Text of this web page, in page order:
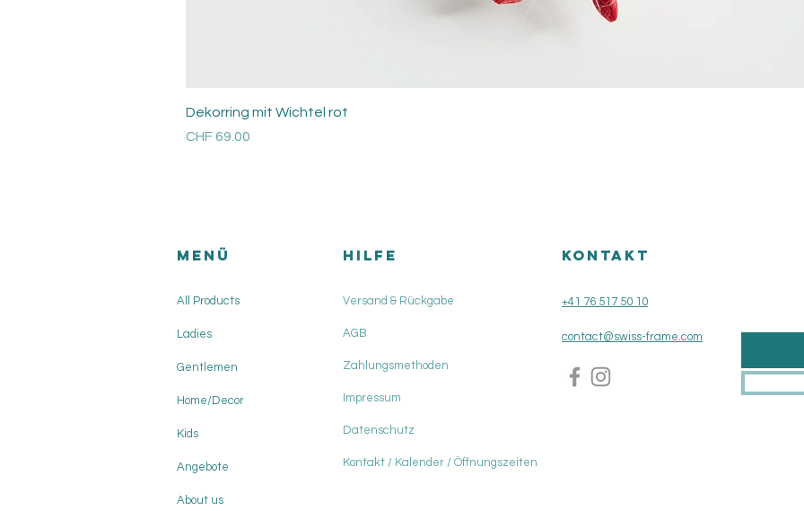
Dekorring mit Wichtel rot
Price
CHF 69.00
Menü
All Products
Ladies
Gentlemen
Home/Decor
Kids
Angebote
About us
HILFE
Versand & Rückgabe
AGB
Zahlungsmethoden
Impressum
Datenschutz
Kontakt / Kalender / Öffnungszeiten
KONTAKT
+41 76 517 50 10
contact@swiss-frame.com